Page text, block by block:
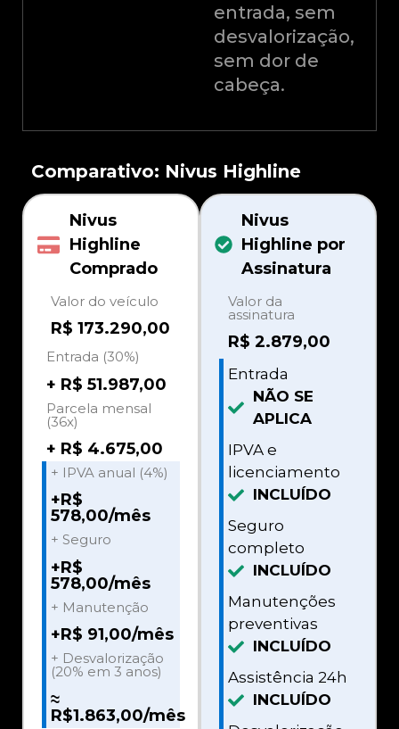
entrada, sem
desvalorização,
sem dor de
cabeça.
Comparativo: Nivus Highline
Nivus
Highline
Comprado
Valor do veículo
R$ 173.290,00
Entrada (30%)
+ R$ 51.987,00
Parcela mensal
(36x)
+ R$ 4.675,00
+ IPVA anual (4%)
+R$
578,00/mês
+ Seguro
+R$
578,00/mês
+ Manutenção
+R$ 91,00/mês
+ Desvalorização
(20% em 3 anos)
≈
R$1.863,00/mês
Nivus
Highline por
Assinatura
Valor da
assinatura
R$ 2.879,00
Entrada
NÃO SE
APLICA
IPVA e
licenciamento
INCLUÍDO
Seguro
completo
INCLUÍDO
Manutenções
preventivas
INCLUÍDO
Assistência 24h
INCLUÍDO